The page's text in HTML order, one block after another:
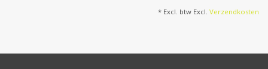
* Excl. btw Excl. Verzendkosten